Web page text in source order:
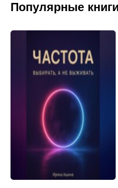
Популярные книги